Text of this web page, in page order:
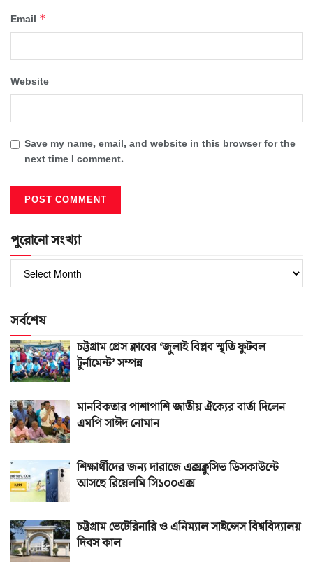
Email *
Website
Save my name, email, and website in this browser for the
next time I comment.
পুরোনো সংখ্যা
সংখ্যা
সর্বশেষ
চট্টগ্রাম প্রেস ক্লাবের ‘জুলাই বিপ্লব স্মৃতি ফুটবল
টুর্নামেন্ট’ সম্পন্ন
মানবিকতার পাশাপাশি জাতীয় ঐক্যের বার্তা দিলেন
এমপি সাঈদ নোমান
শিক্ষার্থীদের জন্য দারাজে এক্সক্লুসিভ ডিসকাউন্টে
আসছে রিয়েলমি সি১০০এক্স
চট্টগ্রাম ভেটেরিনারি ও এনিম্যাল সাইন্সেস বিশ্ববিদ্যালয়
দিবস কাল